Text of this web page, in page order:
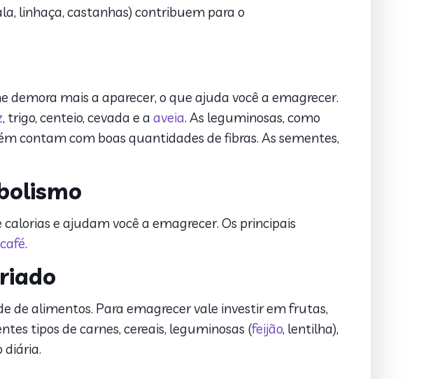
linhaça, castanhas) contribuem para o
mais a aparecer, o que ajuda você a emagrecer.
, trigo, centeio, cevada e a aveia. As leguminosas, como
contam com boas quantidades de fibras. As sementes,
e ajudam você a emagrecer. Os principais
café.
de alimentos. Para emagrecer vale investir em frutas,
tipos de carnes, cereais, leguminosas (feijão, lentilha),
diária.